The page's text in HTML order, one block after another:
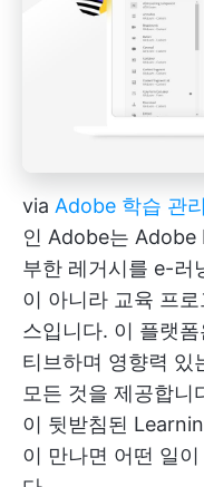
via Adobe 학습 관
인 Adobe는
부한 레거시를 e-러
이 아니라 교육 프
스입니다. 이 플랫
티브하며 영향력 있
모든 것을 제공합
이 뒷받침된
이 만나면 어떤 일